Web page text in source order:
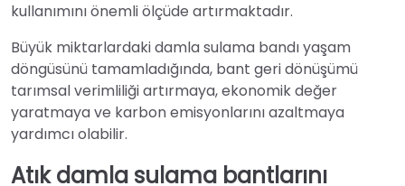
kullanımını önemli ölçüde artırmaktadır.
Büyük miktarlardaki damla sulama bandı yaşam
döngüsünü tamamladığında, bant geri dönüşümü
tarımsal verimliliği artırmaya, ekonomik değer
yaratmaya ve karbon emisyonlarını azaltmaya
yardımcı olabilir.
Atık damla sulama bantlarını